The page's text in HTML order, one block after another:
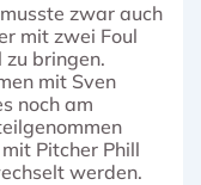
zwar auch
mit zwei Foul
zu bringen.
mit Sven
noch am
Pitcher Phill
werden.